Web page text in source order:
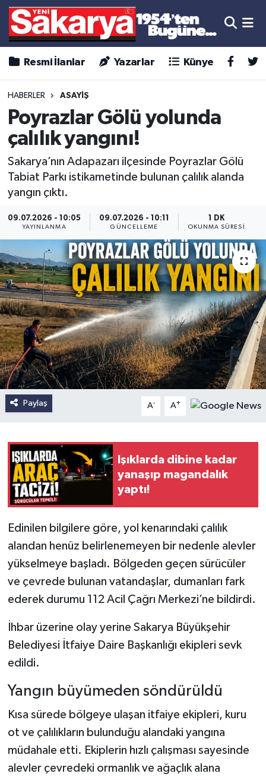
Resmi İlanlar Yazarlar Künye
HABERLER ASAYİŞ
Poyrazlar Gölü yolunda
çalılık yangını!
Sakarya’nın Adapazarı ilçesinde Poyrazlar Gölü
Tabiat Parkı istikametinde bulunan çalılık alanda
yangın çıktı.
09.07.2026 - 10:05
YAYINLANMA
09.07.2026 - 10:11
GÜNCELLEME
1 DK
OKUNMA SÜRESI
Paylaş A- A+
Işıklarda dibine kadar
yanaşıp magandalık
yaptı!
Edinilen bilgilere göre, yol kenarındaki çalılık
alandan henüz belirlenemeyen bir nedenle alevler
yükselmeye başladı. Bölgeden geçen sürücüler
ve çevrede bulunan vatandaşlar, dumanları fark
ederek durumu 112 Acil Çağrı Merkezi’ne bildirdi.
İhbar üzerine olay yerine Sakarya Büyükşehir
Belediyesi İtfaiye Daire Başkanlığı ekipleri sevk
edildi.
Yangın büyümeden söndürüldü
Kısa sürede bölgeye ulaşan itfaiye ekipleri, kuru
ot ve çalılıkların bulunduğu alandaki yangına
müdahale etti. Ekiplerin hızlı çalışması sayesinde
alevler çevredeki ormanlık ve ağaçlık alana